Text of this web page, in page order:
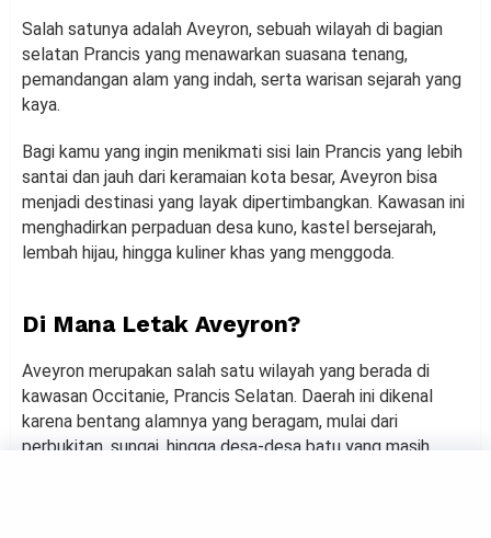
Salah satunya adalah Aveyron, sebuah wilayah di bagian
selatan Prancis yang menawarkan suasana tenang,
pemandangan alam yang indah, serta warisan sejarah yang
kaya.
Bagi kamu yang ingin menikmati sisi lain Prancis yang lebih
santai dan jauh dari keramaian kota besar, Aveyron bisa
menjadi destinasi yang layak dipertimbangkan. Kawasan ini
menghadirkan perpaduan desa kuno, kastel bersejarah,
lembah hijau, hingga kuliner khas yang menggoda.
Di Mana Letak Aveyron?
Aveyron merupakan salah satu wilayah yang berada di
kawasan Occitanie, Prancis Selatan. Daerah ini dikenal
karena bentang alamnya yang beragam, mulai dari
perbukitan, sungai, hingga desa-desa batu yang masih